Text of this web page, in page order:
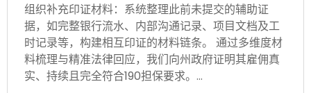
组织补充印证材料：系统整理此前未提交的辅助证
据，如完整银行流水、内部沟通记录、项目文档及工
时记录等，构建相互印证的材料链条。 通过多维度材
料梳理与精准法律回应，我们向州政府证明其雇佣真
实、持续且完全符合190担保要求。…